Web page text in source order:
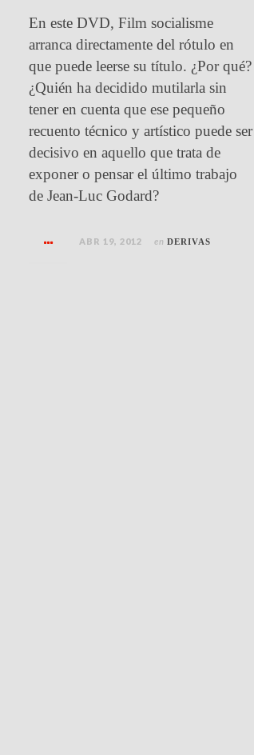
En este DVD, Film socialisme
arranca directamente del rótulo en
que puede leerse su título. ¿Por qué?
¿Quién ha decidido mutilarla sin
tener en cuenta que ese pequeño
recuento técnico y artístico puede ser
decisivo en aquello que trata de
exponer o pensar el último trabajo
de Jean-Luc Godard?
ABR 19, 2012 en DERIVAS